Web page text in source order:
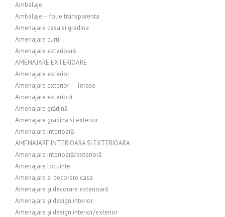
Ambalaje
Ambalaje – folie transparenta
Amenajare casa si gradina
Amenajare curți
Amenajare exterioară
AMENAJARE EXTERIOARE
Amenajare exterior
Amenajare exterior – Terase
Amenajare exterioră
Amenajare grădină
Amenajare gradina si exterior
Amenajare interioară
AMENAJARE INTERIOARA SI EXTERIOARA
Amenajare interioară/exterioră
Amenajare locuințe
Amenajare si decorare casa
Amenajare și decorare exterioară
Amenajare și design interior
Amenajare și design interior/exterior